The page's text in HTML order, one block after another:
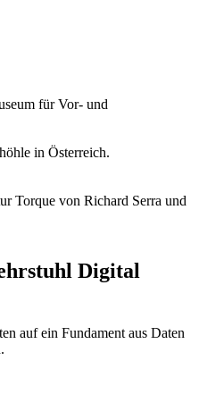
Digital
auf ein Fundament aus Daten